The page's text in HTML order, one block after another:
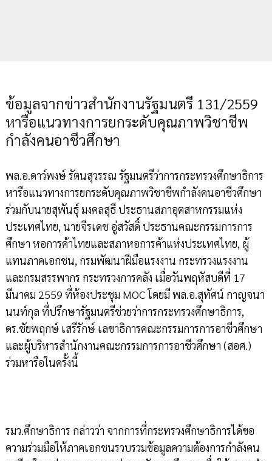
ข้อมูลจากข่าวสำนักงานรัฐมนตรี 131/2559
หารือแนวทางการยกระดับคุณภาพวิชาชีพ
กำลังคนอาชีวศึกษา
พล.อ.ดาว์พงษ์ รัตนสุวรรณ รัฐมนตรีว่าการกระทรวงศึกษาธิการ
หารือแนวทางการยกระดับคุณภาพวิชาชีพกำลังคนอาชีวศึกษา
ร่วมกับนายสุพันธุ์ มงคลสุธี ประธานสภาอุตสาหกรรมแห่ง
ประเทศไทย, นายจีรเดช อู่สวัสดิ์ ประธานคณะกรรมการการ
ศึกษา หอการค้าไทยและสภาหอการค้าแห่งประเทศไทย, ผู้
แทนภาคเอกชน, กรมพัฒนาฝีมือแรงงาน กระทรวงแรงงาน
และกรมสรรพากร กระทรวงการคลัง เมื่อวันพฤหัสบดีที่ 17
มีนาคม 2559 ที่ห้องประชุม MOC โดยมี พล.อ.สุทัศน์ กาญจนา
นนท์กุล ที่ปรึกษารัฐมนตรีช่วยว่าการกระทรวงศึกษาธิการ,
ดร.ชัยพฤกษ์ เสรีรักษ์ เลขาธิการคณะกรรมการการอาชีวศึกษา
และผู้บริหารสำนักงานคณะกรรมการการอาชีวศึกษา (สอศ.)
ร่วมหารือในครั้งนี้
รมว.ศึกษาธิการ กล่าวว่า จากการที่กระทรวงศึกษาธิการได้ขอ
ความร่วมมือให้ภาคเอกชนรวบรวมข้อมูลความต้องการกำลังคน